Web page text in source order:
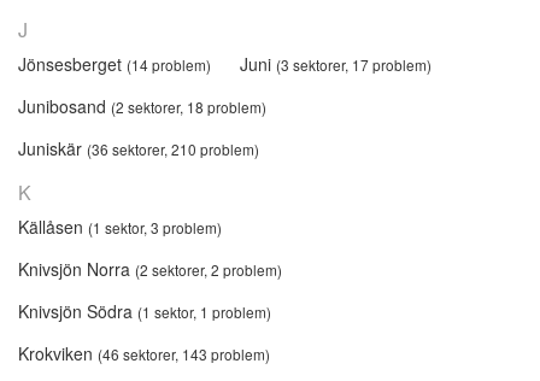
J
Jönsesberget (14 problem) Juni (3 sektorer, 17 problem)
Junibosand (2 sektorer, 18 problem)
Juniskär (36 sektorer, 210 problem)
K
Källåsen (1 sektor, 3 problem)
Knivsjön Norra (2 sektorer, 2 problem)
Knivsjön Södra (1 sektor, 1 problem)
Krokviken (46 sektorer, 143 problem)